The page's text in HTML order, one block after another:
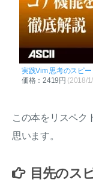
実践Vim 思考のスピ
価格：2419円 (2018/
この本をリスペク
思います。
目先のス